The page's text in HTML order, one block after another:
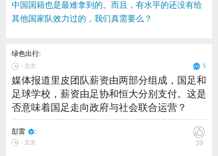
中国国籍也是最难拿到的。而且，有水平的还没有给
其他国家队效力过的，我们真需要么？
绿色出行:
∙北京 5
媒体报道里皮团队薪资由两部分组成，国足和
足球学校，薪资由足协和恒大分别支付。这是
否意味着国足走向政府与社会联合运营？
彭雷 :
∙ 北京 39